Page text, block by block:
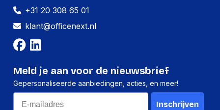
+31 20 308 65 01
klant@officenext.nl
Meld je aan voor de nieuwsbrief
Gepersonaliseerde aanbiedingen, acties, en meer!
Email
Inschrijven